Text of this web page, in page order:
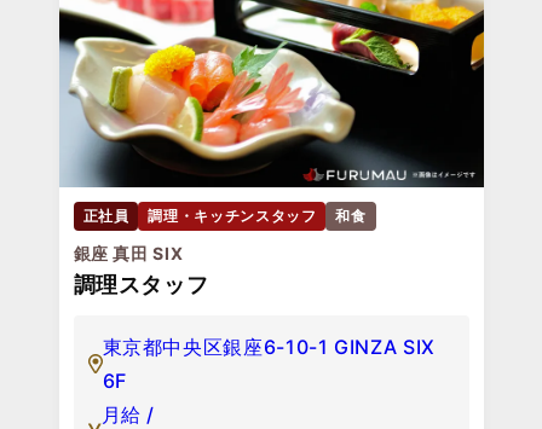
正社員 調理・キッチンスタッフ 和食
銀座 真田 SIX
調理スタッフ
東京都中央区銀座6-10-1 GINZA SIX
6F
月給 /